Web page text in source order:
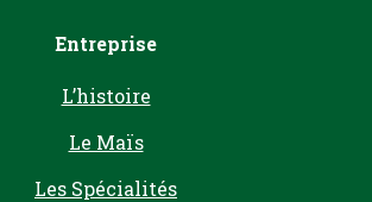
Entreprise
L’histoire
Le Maïs
Les Spécialités